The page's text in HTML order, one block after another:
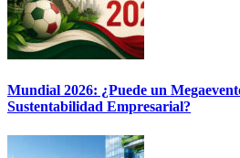
Mundial 2026: ¿Puede un
Sustentabilidad Empresarial?